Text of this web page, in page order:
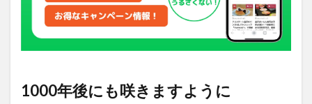
1000年後にも咲きますように